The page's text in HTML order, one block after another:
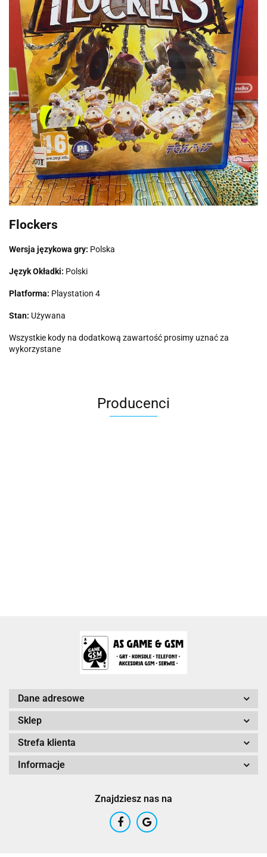
Flockers
Wersja językowa gry: Polska
Język Okładki: Polski
Platforma: Playstation 4
Stan: Używana
Wszystkie kody na dodatkową zawartość prosimy uznać za
wykorzystane
Producenci
Arc System Works Europe
Dane adresowe
Sklep
Strefa klienta
Informacje
Znajdziesz nas na